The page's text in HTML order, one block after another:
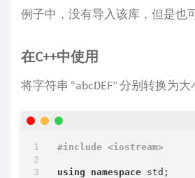
例子中，没有导入该库，但是也
在C++中使用
将字符串 “abcDEF” 分别转换为大
#include <iostream>
using namespace std;